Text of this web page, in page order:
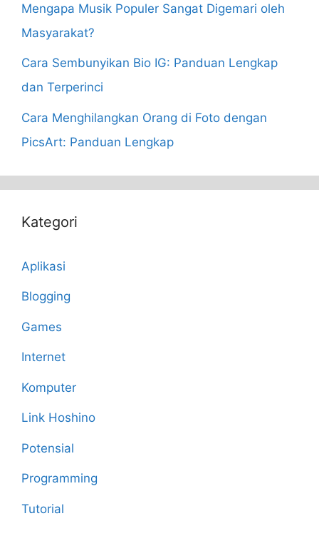
Mengapa Musik Populer Sangat Digemari oleh
Masyarakat?
Cara Sembunyikan Bio IG: Panduan Lengkap
dan Terperinci
Cara Menghilangkan Orang di Foto dengan
PicsArt: Panduan Lengkap
Kategori
Aplikasi
Blogging
Games
Internet
Komputer
Link Hoshino
Potensial
Programming
Tutorial